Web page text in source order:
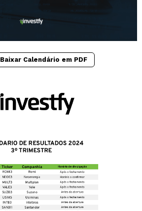
Baixar Calendário em PDF